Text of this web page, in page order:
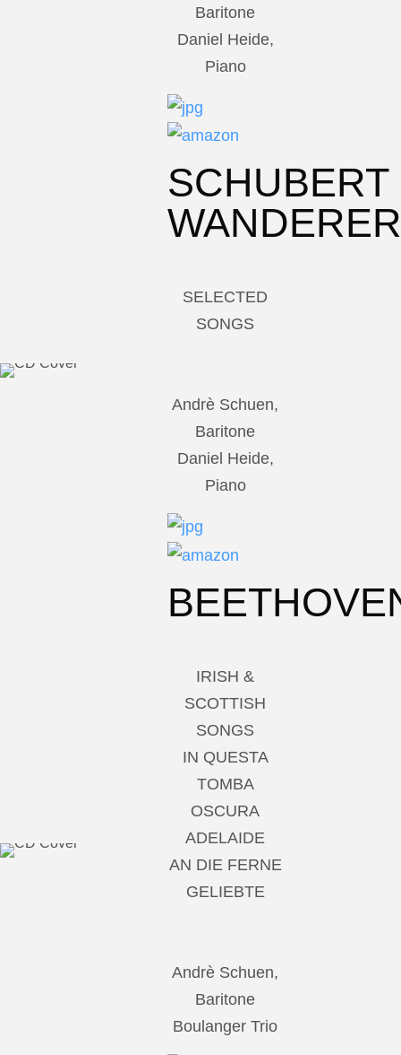
Baritone
Daniel Heide,
Piano
SCHUBERT
WANDERER
SELECTED
SONGS
Andrè Schuen,
Baritone
Daniel Heide,
Piano
IRISH &
SCOTTISH
SONGS
IN QUESTA
TOMBA
OSCURA
ADELAIDE
AN DIE FERNE
GELIEBTE
Andrè Schuen,
Baritone
Boulanger Trio